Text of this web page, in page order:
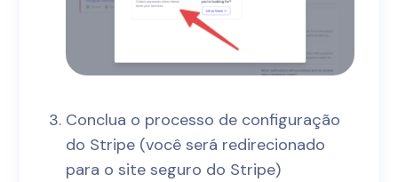
Conclua o processo de configuração
do Stripe (você será redirecionado
para o site seguro do Stripe)